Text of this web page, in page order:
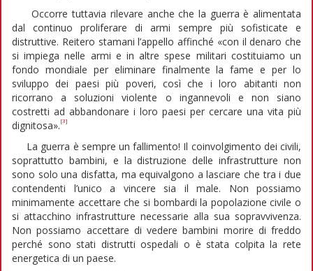
Occorre tuttavia rilevare anche che la guerra è alimentata
dal continuo proliferare di armi sempre più sofisticate e
distruttive. Reitero stamani l’appello affinché «con il denaro che
si impiega nelle armi e in altre spese militari costituiamo un
fondo mondiale per eliminare finalmente la fame e per lo
sviluppo dei paesi più poveri, così che i loro abitanti non
ricorrano a soluzioni violente o ingannevoli e non siano
costretti ad abbandonare i loro paesi per cercare una vita più
dignitosa». [3]
La guerra è sempre un fallimento! Il coinvolgimento dei civili,
soprattutto bambini, e la distruzione delle infrastrutture non
sono solo una disfatta, ma equivalgono a lasciare che tra i due
contendenti l’unico a vincere sia il male. Non possiamo
minimamente accettare che si bombardi la popolazione civile o
si attacchino infrastrutture necessarie alla sua sopravvivenza.
Non possiamo accettare di vedere bambini morire di freddo
perché sono stati distrutti ospedali o è stata colpita la rete
energetica di un paese.